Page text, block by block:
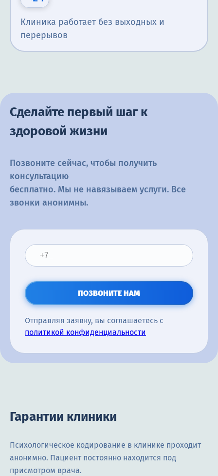
Клиника работает без выходных и
перерывов
Сделайте первый шаг к
здоровой жизни
Позвоните сейчас, чтобы получить
консультацию
бесплатно. Мы не навязываем услуги. Все
звонки анонимны.
ПОЗВОНИТЕ НАМ
Отправляя заявку, вы соглашаетесь с
политикой конфиденциальности
Гарантии клиники
Психологическое кодирование в клинике проходит
анонимно. Пациент постоянно находится под
присмотром врача.